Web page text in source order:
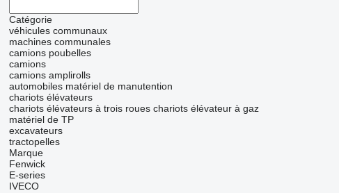
Catégorie
véhicules communaux
machines communales
camions poubelles
camions
camions amplirolls
automobiles matériel de manutention
chariots élévateurs
chariots élévateurs à trois roues chariots élévateur à gaz
matériel de TP
excavateurs
tractopelles
Marque
Fenwick
E-series
IVECO